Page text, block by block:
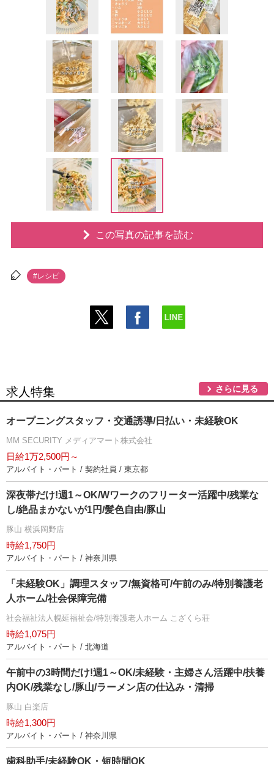
この写真の記事を読む
#レシピ
求人特集 さらに見る
オープニングスタッフ・交通誘導/日払い・未経験OK
MM SECURITY メディアマート株式会社
日給1万2,500円～
アルバイト・パート / 契約社員 / 東京都
深夜帯だけ!週1～OK/Wワークのフリーター活躍中/残業な
し/絶品まかないが1円/髪色自由/豚山
豚山 横浜岡野店
時給1,750円
アルバイト・パート / 神奈川県
「未経験OK」調理スタッフ/無資格可/午前のみ/特別養護老
人ホーム/社会保障完備
社会福祉法人幌延福祉会/特別養護老人ホーム こざくら荘
時給1,075円
アルバイト・パート / 北海道
午前中の3時間だけ!週1～OK/未経験・主婦さん活躍中/扶養
内OK/残業なし/豚山/ラーメン店の仕込み・清掃
豚山 白楽店
時給1,300円
アルバイト・パート / 神奈川県
歯科助手/未経験OK・短時間OK